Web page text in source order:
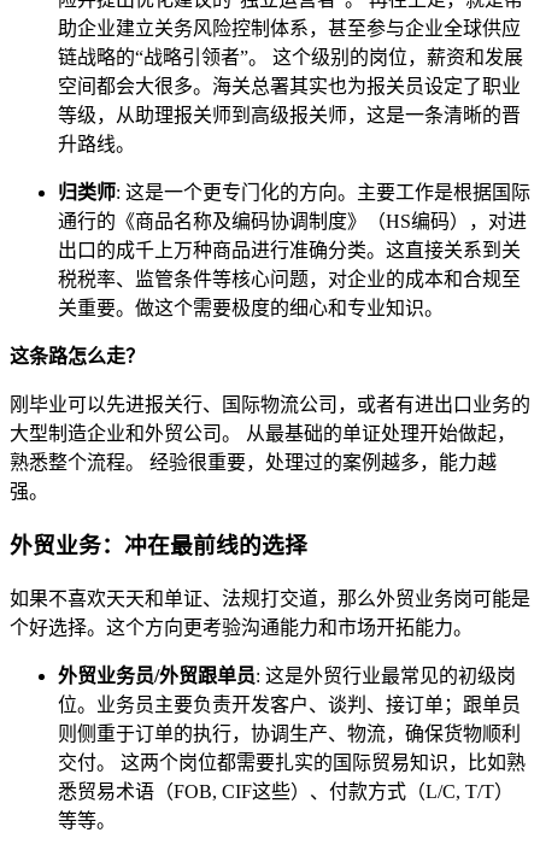
助企业建立关务风险控制体系，甚至参与企业全球供应
链战略的“战略引领者”。 这个级别的岗位，薪资和发展
空间都会大很多。海关总署其实也为报关员设定了职业
等级，从助理报关师到高级报关师，这是一条清晰的晋
升路线。
归类师: 这是一个更专门化的方向。主要工作是根据国际
通行的《商品名称及编码协调制度》（HS编码），对进
出口的成千上万种商品进行准确分类。这直接关系到关
税税率、监管条件等核心问题，对企业的成本和合规至
关重要。做这个需要极度的细心和专业知识。
这条路怎么走？
刚毕业可以先进报关行、国际物流公司，或者有进出口业务的
大型制造企业和外贸公司。 从最基础的单证处理开始做起，
熟悉整个流程。 经验很重要，处理过的案例越多，能力越
强。
外贸业务：冲在最前线的选择
如果不喜欢天天和单证、法规打交道，那么外贸业务岗可能是
个好选择。这个方向更考验沟通能力和市场开拓能力。
外贸业务员/外贸跟单员: 这是外贸行业最常见的初级岗
位。业务员主要负责开发客户、谈判、接订单；跟单员
则侧重于订单的执行，协调生产、物流，确保货物顺利
交付。 这两个岗位都需要扎实的国际贸易知识，比如熟
悉贸易术语（FOB, CIF这些）、付款方式（L/C, T/T）
等等。